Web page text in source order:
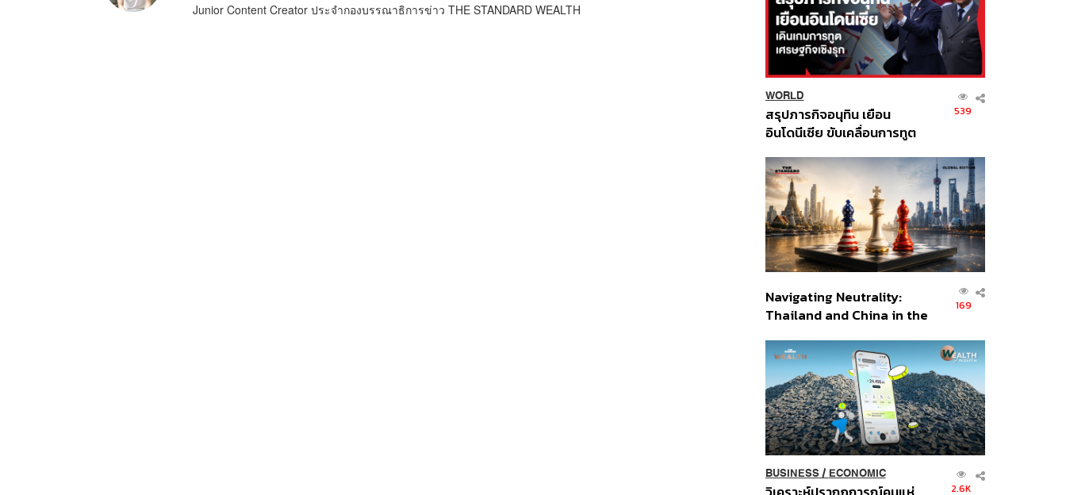
Junior Content Creator ประจำกองบรรณาธิการข่าว THE STANDARD WEALTH
WORLD
สรุปภารกิจอนุทิน เยือน
อินโดนีเซีย ขับเคลื่อนการทูต
ส่วนยุทธศาสตร์ไทย –
อินโดนีเซีย
539
Navigating Neutrality:
Thailand and China in the
Order
169
BUSINESS/ ECONOMIC
2.6K